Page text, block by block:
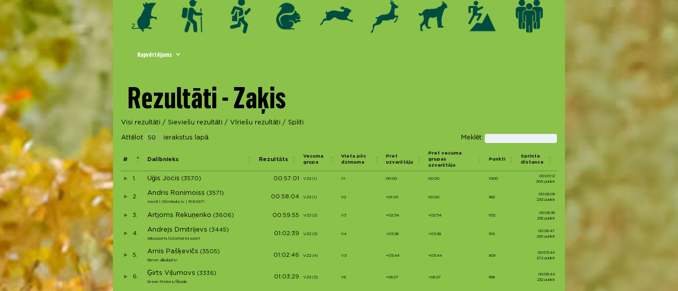
Kopvērtējums
Rezultāti - Zaķis
Visi rezultāti / Sieviešu rezultāti / Vīriešu rezultāti / Spliti
Attēlot ierakstus lapā Meklēt:
# Dalībnieks Rezultāts
Vecuma
grupa
Vieta pēc
dzimuma
Pret
uzvarētāju
Pret vecuma
grupas
uzvarētāju
Punkti
Sprinta
distance
1. Uģis Jocis (3570) 00:57:01 VZ2 (1) V1 00:00 00:00 1000
00:05:12
300 punkti
2.
Andris Ronimoiss (3571)
Inov8 | OSVeikals.lv | RIEKSTI
00:58:04 VZ3 (1) V2 +01:03 00:00 982
00:06:09
253 punkti
3. Artjoms Rekuņenko (3606) 00:59:55 VZ2 (2) V3 +02:54 +02:54 952
00:06:36
236 punkti
4.
Andrejs Dmitrijevs (3445)
takusports.lv/compressport
01:02:39 VZ2 (3) V4 +05:38 +05:38 910
00:06:47
230 punkti
5.
Arnis Pašķevičs (3505)
Skrien Jēkabpils!
01:02:46 VZ2 (4) V5 +05:44 +05:44 909
00:05:44
272 punkti
6.
Ģirts Viļumovs (3336)
Green Motors/Škoda
01:03:29 VZ2 (5) V6 +06:27 +06:27 898
00:06:44
232 punkti